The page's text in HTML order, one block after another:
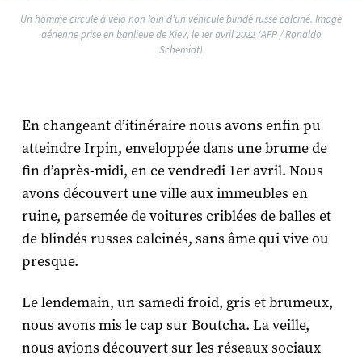
Un homme circule à vélo non loin d'un véhicule blindé russe calciné. Image
aérienne prise en banlieue de Kiev, le 1er avril 2022 (AFP / Ronaldo
Schemidt)
En changeant d’itinéraire nous avons enfin pu
atteindre Irpin, enveloppée dans une brume de
fin d’après-midi, en ce vendredi 1er avril. Nous
avons découvert une ville aux immeubles en
ruine, parsemée de voitures criblées de balles et
de blindés russes calcinés, sans âme qui vive ou
presque.
Le lendemain, un samedi froid, gris et brumeux,
nous avons mis le cap sur Boutcha. La veille,
nous avions découvert sur les réseaux sociaux